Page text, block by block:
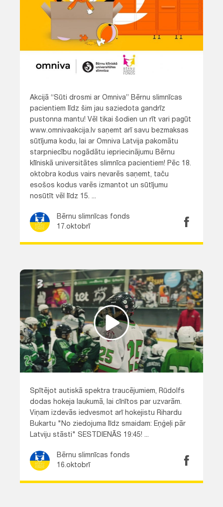
Akcijā “Sūti drosmi ar Omniva” Bērnu slimnīcas
pacientiem līdz šim jau saziedota gandrīz
pustonna mantu! Vēl tikai šodien un rīt vari pagūt
www.omnivaakcija.lv saņemt arī savu bezmaksas
sūtījuma kodu, lai ar Omniva Latvija pakomātu
starpniecību nogādātu iepriecinājumu Bērnu
klīniskā universitātes slimnīca pacientiem! Pēc 18.
oktobra kodus vairs nevarēs saņemt, taču
esošos kodus varēs izmantot un sūtījumu
nosūtīt vēl līdz 15. ...
Bērnu slimnīcas fonds
17.oktobrī
Spītējot autiskā spektra traucējumiem, Rūdolfs
dodas hokeja laukumā, lai cīnītos par uzvarām.
Viņam izdevās iedvesmot arī hokejistu Rihardu
Bukartu "No ziedojuma līdz smaidam: Eņģeļi pār
Latviju stāsti" SESTDIENĀS 19:45! ...
Bērnu slimnīcas fonds
16.oktobrī